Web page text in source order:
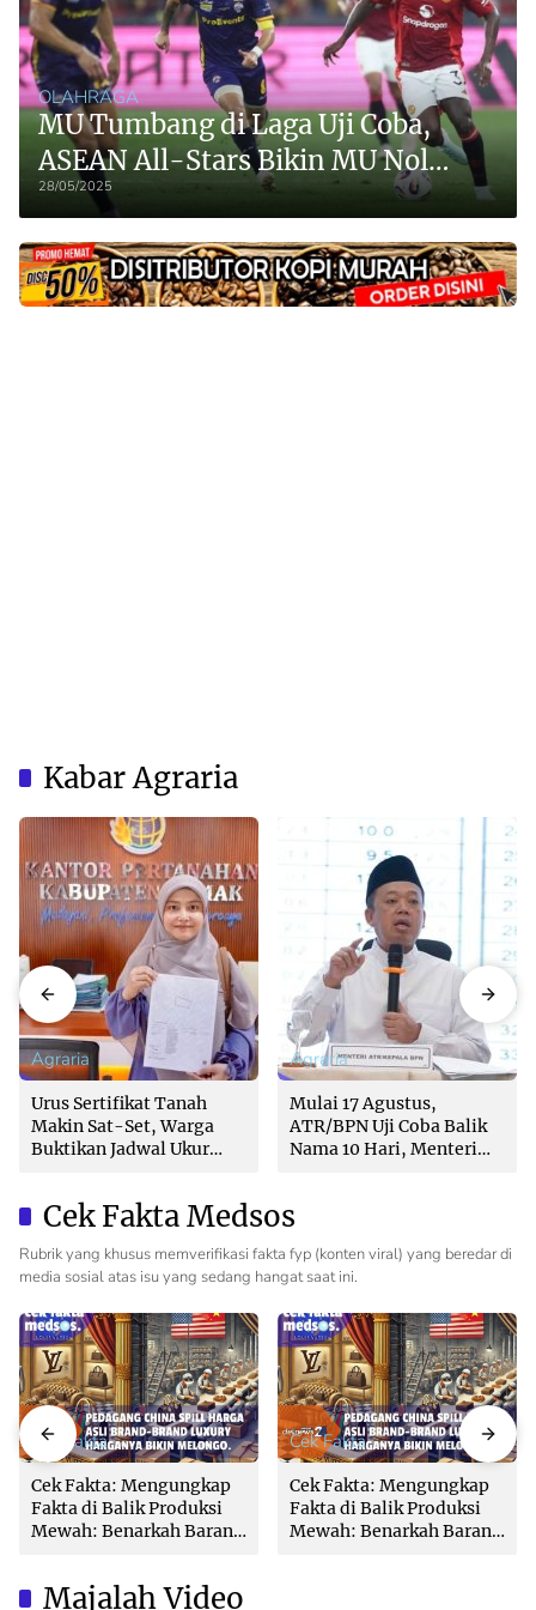
OLAHRAGA
MU Tumbang di Laga Uji Coba,
ASEAN All-Stars Bikin MU Nol
Tropi Musim Ini
28/05/2025
Kabar Agraria
Agraria
Urus Sertifikat Tanah
Makin Sat-Set, Warga
Buktikan Jadwal Ukur
Agraria
Mulai 17 Agustus,
ATR/BPN Uji Coba Balik
Nama 10 Hari, Menteri
Cek Fakta Medsos
Rubrik yang khusus memverifikasi fakta fyp (konten viral) yang beredar di
media sosial atas isu yang sedang hangat saat ini.
Cek Fakta
Cek Fakta: Mengungkap
Fakta di Balik Produksi
Mewah: Benarkah Barang
Cek Fakta
Cek Fakta: Mengungkap
Fakta di Balik Produksi
Mewah: Benarkah Barang
Majalah Video